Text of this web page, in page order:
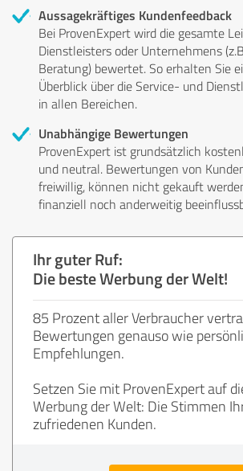
Aussagekräftiges Kundenfeedback
Bei ProvenExpert wird die gesamte
Dienstleisters oder Unternehmens
Beratung) bewertet. So erhalten Sie
Überblick über die Service- und
in allen Bereichen.
Unabhängige Bewertungen
ProvenExpert ist grundsätzlich
und neutral. Bewertungen von
freiwillig, können nicht gekauft
finanziell noch anderweitig
Ihr guter Ruf:
Die beste Werbung der Welt!
85 Prozent aller Verbraucher
Bewertungen genauso wie
Empfehlungen.
Setzen Sie mit ProvenExpert auf
Werbung der Welt: Die Stimmen
zufriedenen Kunden.